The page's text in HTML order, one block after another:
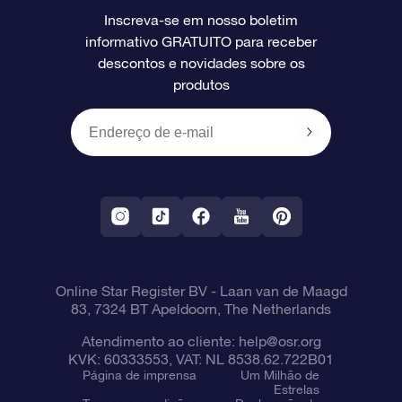
Avaliações
O cartão de presente da OSR
Presentes corporativos
Página estelar personalizada
Um Milhão de Estrelas
OSR Starsaver
Aplicativo RV Fly me to the stars
Informações de pagamento
Política de devolução
Constelações
Inscreva-se em nosso boletim
informativo GRATUITO para receber
descontos e novidades sobre os
produtos
Online Star Register BV- Laan van de Maagd
83, 7324 BT Apeldoorn, The Netherlands
Atendimento ao cliente: help@osr.org
KVK: 60333553, VAT: NL 8538.62.722B01
Página de imprensa
Um Milhão de
Estrelas